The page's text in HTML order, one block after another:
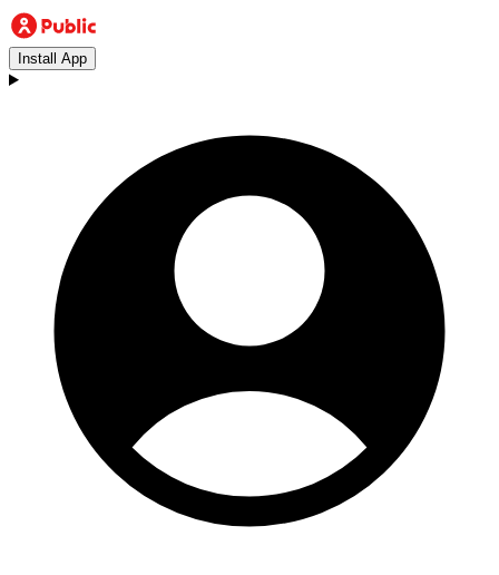
Install App